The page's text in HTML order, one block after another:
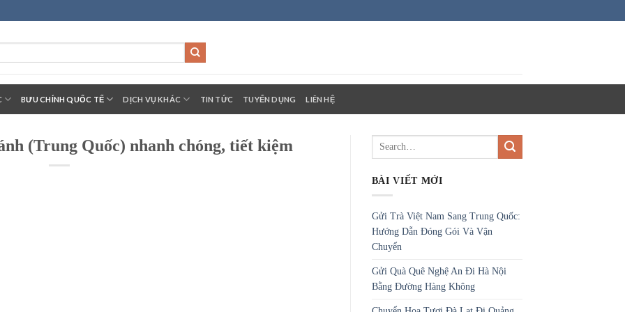
BƯU CHÍNH QUỐC TẾ DỊCH VỤ KHÁC TIN TỨC TUYỂN DỤNG LIÊN HỆ
(Trung Quốc) nhanh chóng, tiết kiệm
BÀI VIẾT MỚI
Gửi Trà Việt Nam Sang Trung Quốc:
Hướng Dẫn Đóng Gói Và Vận
Chuyển
Gửi Quà Quê Nghệ An Đi Hà Nội
Bằng Đường Hàng Không